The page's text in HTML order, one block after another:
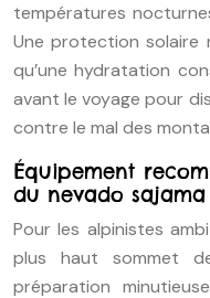
températures
Une protection solaire
qu’une hydratation
avant le voyage pour
contre le mal des
Équipement
du nevado sajama
Pour les alpinistes
plus haut sommet
préparation